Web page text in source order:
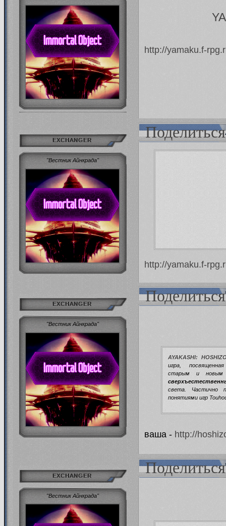
http://yamaku.f-
Поделиться
EXCHANGER
"Вестник Айнкрада"
http://yamaku.f-
Поделиться
EXCHANGER
"Вестник Айнкрада"
AYAKASHI:
игра,
старым и
света. Частично
понятиями игр
ваша - http://
Поделиться
EXCHANGER
"Вестник Айнкрада"